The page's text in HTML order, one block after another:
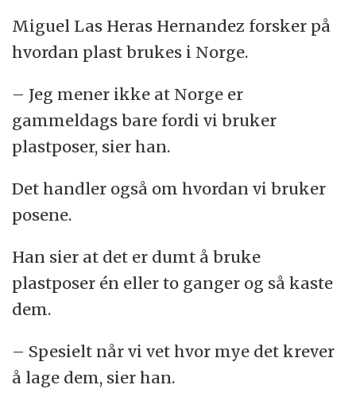
Miguel Las Heras Hernandez forsker på
hvordan plast brukes i Norge.
– Jeg mener ikke at Norge er
gammeldags bare fordi vi bruker
plastposer, sier han.
Det handler også om hvordan vi bruker
posene.
Han sier at det er dumt å bruke
plastposer én eller to ganger og så kaste
dem.
– Spesielt når vi vet hvor mye det krever
å lage dem, sier han.